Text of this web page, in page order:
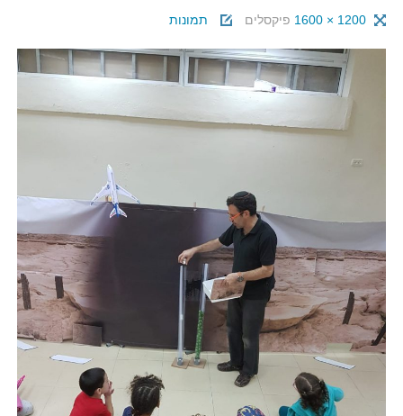
1200 × 1600 פיקסלים תמונות